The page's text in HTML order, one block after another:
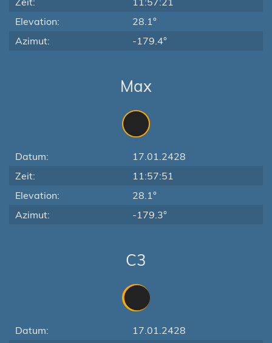
Elevation:
28.1°
Azimut:
-179.4°
Max
Datum:
17.01.2428
Zeit:
11:57:51
Elevation:
28.1°
Azimut:
-179.3°
C3
Datum:
17.01.2428